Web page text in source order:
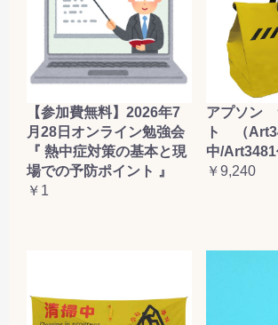
【参加費無料】2026年7
月28日オンライン勉強会
『 熱中症対策の基本と現
場での予防ポイント 』
￥1
アプソン
ト （
中/Art3481
￥9,240